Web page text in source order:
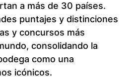
a más de 30 países.
puntajes y distinciones
y concursos más
consolidando la
como una
icónicos.